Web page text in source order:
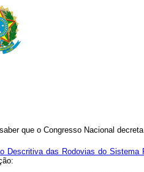
que o Congresso Nacional
Descritiva das Rodovias do Sistema